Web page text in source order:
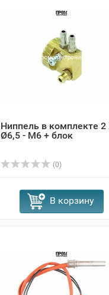
Ниппель в комплекте 2
Ø6,5 - M6 + блок
(0)
В корзину